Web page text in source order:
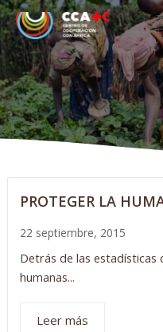
Ir
al
contenido
PROTEGER LA
22 septiembre, 2015
Detrás de las estadísticas
humanas...
Leer más